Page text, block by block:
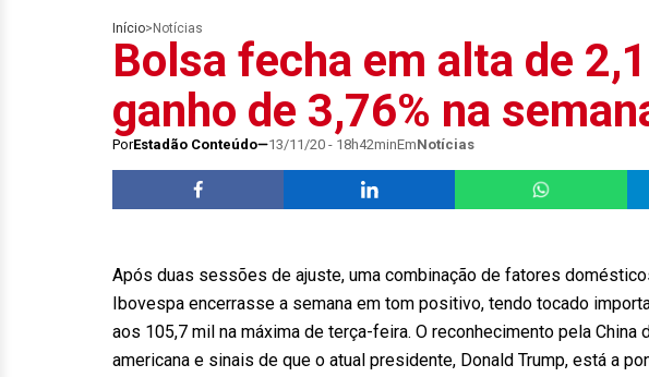
Início> Notícias
Bolsa fecha em alta de
ganho de 3,76% na
PorEstadão Conteúdo 13/11/20 - 18h42minEmNotícias
Após duas sessões de ajuste, uma combinação de fatores
Ibovespa encerrasse a semana em tom positivo, tendo tocado
aos 105,7 mil na máxima de terça-feira. O reconhecimento pela China
americana e sinais de que o atual presidente, Donald Trump, está a